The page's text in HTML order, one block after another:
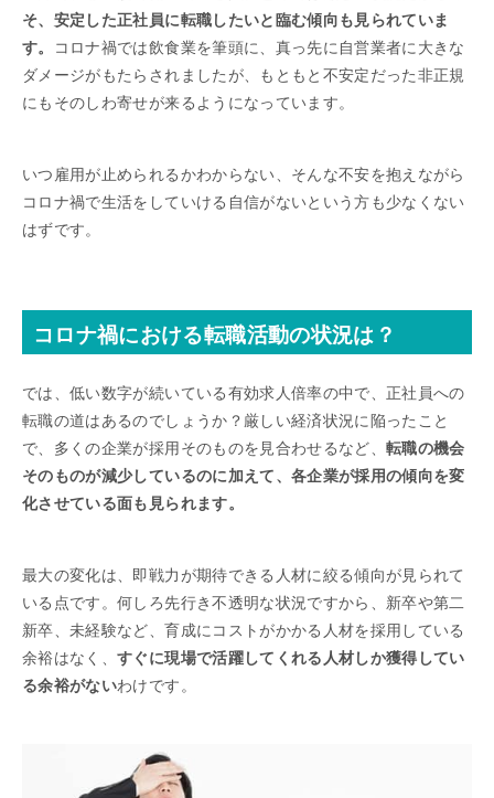
そ、安定した正社員に転職したいと臨む傾向も見られていま
す。
コロナ禍では飲食業を筆頭に、真っ先に自営業者に大きな
ダメージがもたらされましたが、もともと不安定だった非正規
にもそのしわ寄せが来るようになっています。
いつ雇用が止められるかわからない、そんな不安を抱えながら
コロナ禍で生活をしていける自信がないという方も少なくない
はずです。
コロナ禍における転職活動の状況は？
では、低い数字が続いている有効求人倍率の中で、正社員への
転職の道はあるのでしょうか？厳しい経済状況に陥ったこと
で、多くの企業が採用そのものを見合わせるなど、転職の機会
そのものが減少しているのに加えて、各企業が採用の傾向を変
化させている面も見られます。
最大の変化は、即戦力が期待できる人材に絞る傾向が見られて
いる点です。何しろ先行き不透明な状況ですから、新卒や第二
新卒、未経験など、育成にコストがかかる人材を採用している
余裕はなく、すぐに現場で活躍してくれる人材しか獲得してい
る余裕がないわけです。